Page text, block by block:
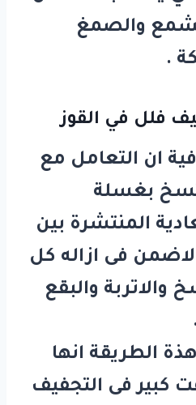
والصمغ
.
فلل في القوز
ان التعامل مع
بغسلة
المنتشرة بين
فى ازاله كل
والاتربة والبقع
الطريقة انها
كبير فى التجفيف